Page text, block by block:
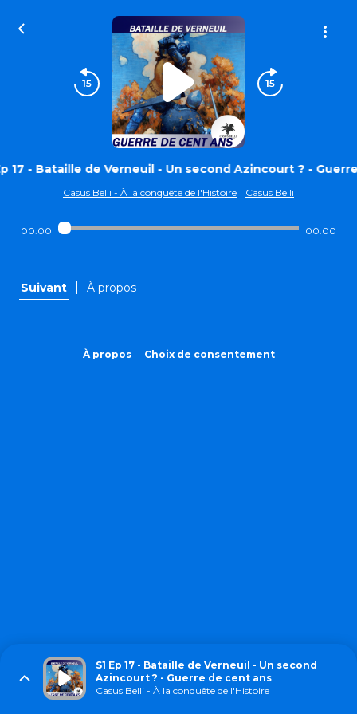
17 - Bataille de Verneuil - Un second Azincourt ? -
Casus Belli - À la conquête de l'Histoire | Casus Belli
00:00 00:00
Suivant À propos
À propos Choix de consentement
S1 Ep 17 - Bataille de Verneuil - Un second
Azincourt ? - Guerre de cent ans
Casus Belli - À la conquête de l'Histoire